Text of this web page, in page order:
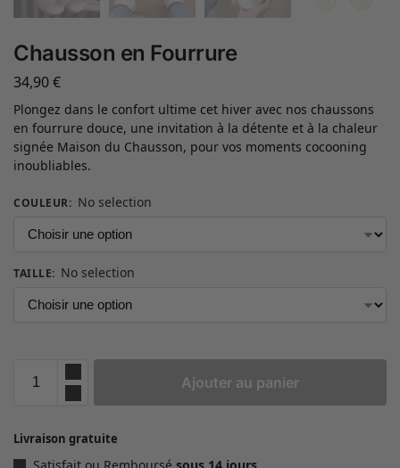
Chausson en Fourrure
34,90€
Plongez dans le confort ultime cet hiver avec nos chaussons
en fourrure douce, une invitation à la détente et à la chaleur
signée Maison du Chausson, pour vos moments cocooning
inoubliables.
COULEUR: No selection
TAILLE: No selection
Ajouter au panier
Livraison gratuite